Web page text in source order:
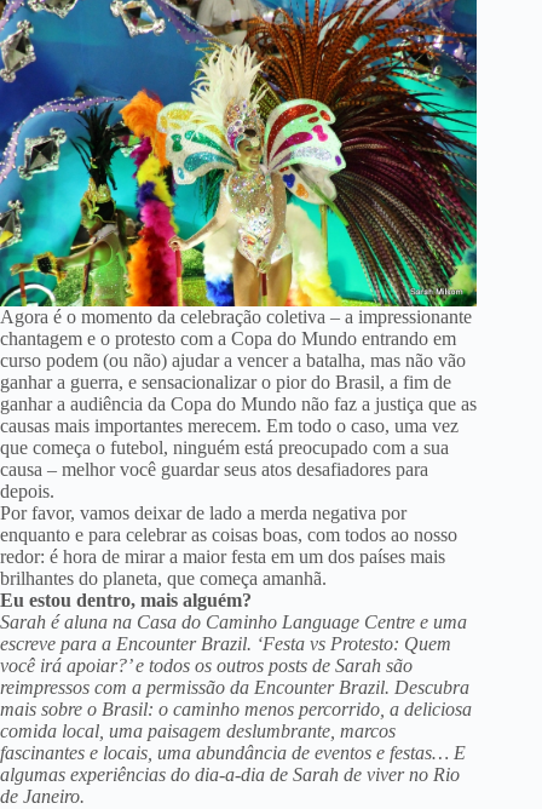
Agora é o momento da celebração coletiva – a impressionante
chantagem e o protesto com a Copa do Mundo entrando em
curso podem (ou não) ajudar a vencer a batalha, mas não vão
ganhar a guerra, e sensacionalizar o pior do Brasil, a fim de
ganhar a audiência da Copa do Mundo não faz a justiça que as
causas mais importantes merecem. Em todo o caso, uma vez
que começa o futebol, ninguém está preocupado com a sua
causa – melhor você guardar seus atos desafiadores para
depois.
Por favor, vamos deixar de lado a merda negativa por
enquanto e para celebrar as coisas boas, com todos ao nosso
redor: é hora de mirar a maior festa em um dos países mais
brilhantes do planeta, que começa amanhã.
Eu estou dentro, mais alguém?
Sarah é aluna na Casa do Caminho Language Centre e uma
escreve para a Encounter Brazil. ‘Festa vs Protesto: Quem
você irá apoiar?’ e todos os outros posts de Sarah são
reimpressos com a permissão da Encounter Brazil. Descubra
mais sobre o Brasil: o caminho menos percorrido, a deliciosa
comida local, uma paisagem deslumbrante, marcos
fascinantes e locais, uma abundância de eventos e festas… E
algumas experiências do dia-a-dia de Sarah de viver no Rio
de Janeiro.